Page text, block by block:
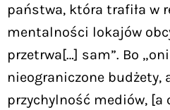
państwa, która trafiła w
mentalności lokajów
przetrwa[…] sam”. Bo
nieograniczone budżety,
przychylność mediów,